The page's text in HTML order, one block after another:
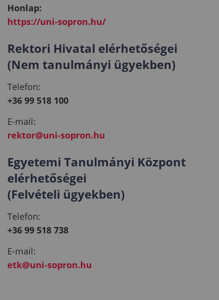
Honlap:
https://uni-sopron.hu/
Rektori Hivatal elérhetőségei
(Nem tanulmányi ügyekben)
Telefon:
+36 99 518 100
E-mail:
rektor@uni-sopron.hu
Egyetemi Tanulmányi Központ
elérhetőségei
(Felvételi ügyekben)
Telefon:
+36 99 518 738
E-mail:
etk@uni-sopron.hu